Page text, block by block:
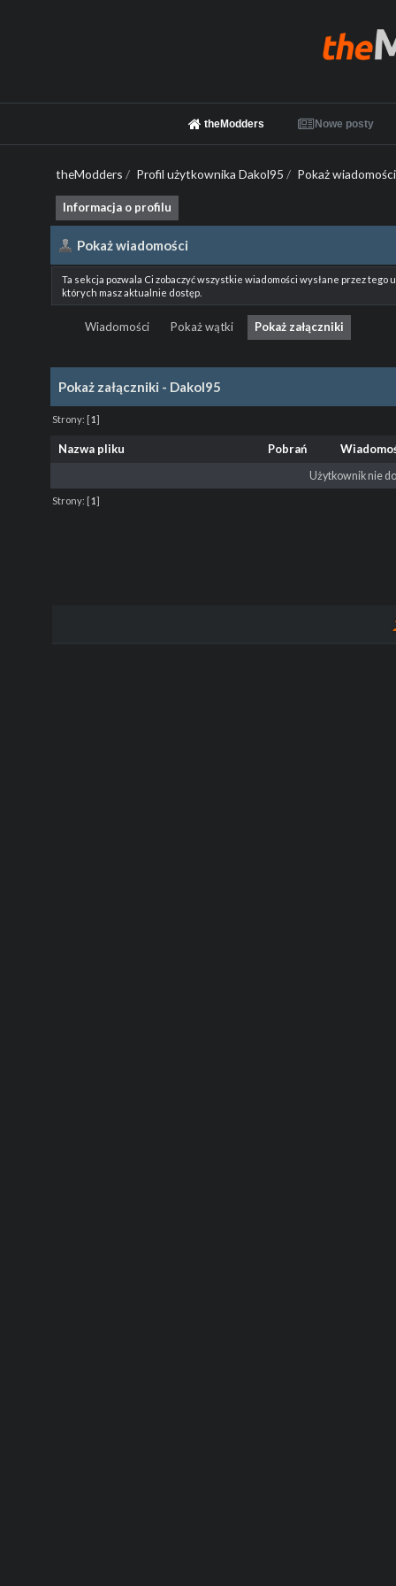
theModders Nowe posty
theModders / Profil użytkownika Dakol95 / Pokaż wiadomości
Informacja o profilu
Pokaż wiadomości
Ta sekcja pozwala Ci zobaczyć wszystkie wiadomości wysłane przez
których masz aktualnie dostęp.
Wiadomości Pokaż wątki Pokaż załączniki
Pokaż załączniki - Dakol95
Strony: [1]
Nazwa pliku Pobrań
Użytkownik nie
Strony: [1]